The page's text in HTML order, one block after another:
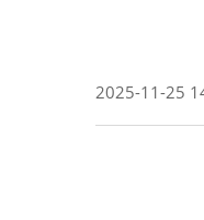
Sentro Ng
Pagmimili
Paggawa
2025-11-25